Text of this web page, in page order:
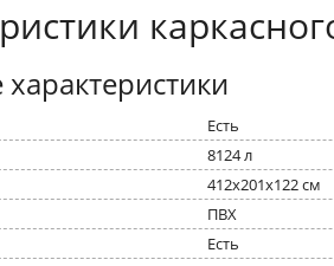
Есть
8124 л
412x201x122 см
ПВХ
Есть